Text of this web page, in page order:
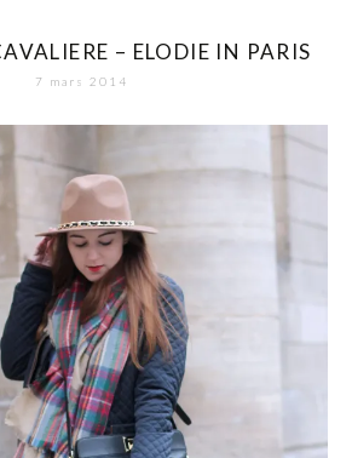
– ELODIE IN PARIS
7 mars 2014